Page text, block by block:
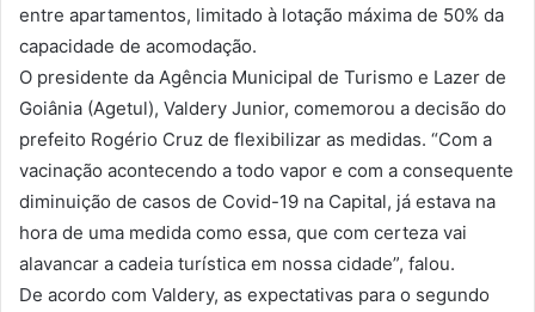
entre apartamentos, limitado à lotação máxima de 50% da
capacidade de acomodação.
O presidente da Agência Municipal de Turismo e Lazer de
Goiânia (Agetul), Valdery Junior, comemorou a decisão do
prefeito Rogério Cruz de flexibilizar as medidas. “Com a
vacinação acontecendo a todo vapor e com a consequente
diminuição de casos de Covid-19 na Capital, já estava na
hora de uma medida como essa, que com certeza vai
alavancar a cadeia turística em nossa cidade”, falou.
De acordo com Valdery, as expectativas para o segundo